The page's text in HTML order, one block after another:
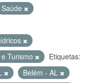
Saúde
Turismo
Etiquetas:
Belém - AL